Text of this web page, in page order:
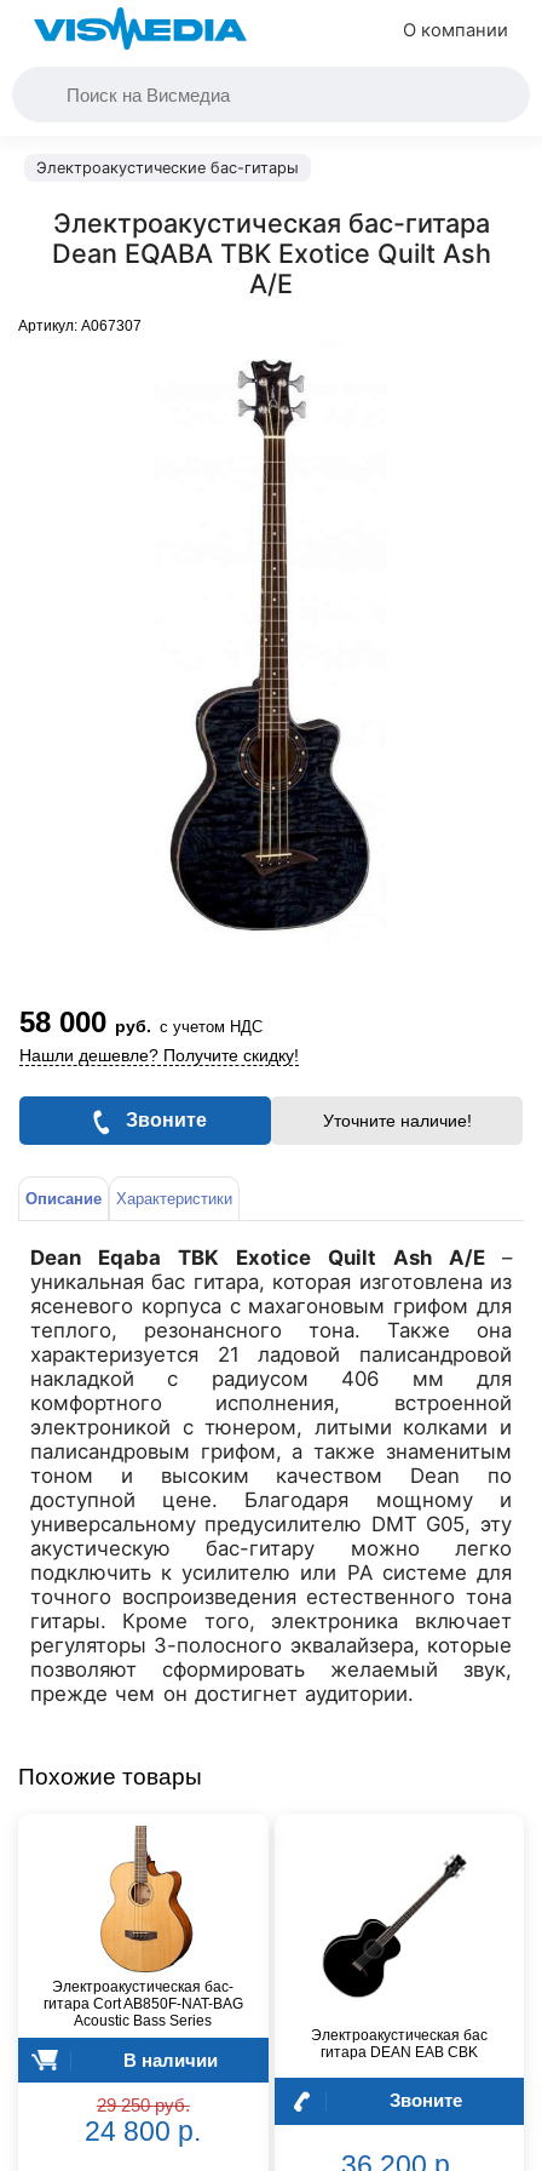
О компании
Электроакустические бас-гитары
Электроакустическая бас-гитара
Dean EQABA TBK Exotice Quilt Ash
A/E
Артикул: A067307
58 000 руб. с учетом НДС
Нашли дешевле? Получите скидку!
Звоните Уточните наличие!
Описание Характеристики
Dean Eqaba TBK Exotice Quilt Ash A/E –
уникальная бас гитара, которая изготовлена из
ясеневого корпуса с махагоновым грифом для
теплого, резонансного тона. Также она
характеризуется 21 ладовой палисандровой
накладкой с радиусом 406 мм для
комфортного исполнения, встроенной
электроникой с тюнером, литыми колками и
палисандровым грифом, а также знаменитым
тоном и высоким качеством Dean по
доступной цене. Благодаря мощному и
универсальному предусилителю DMT G05, эту
акустическую бас-гитару можно легко
подключить к усилителю или РА системе для
точного воспроизведения естественного тона
гитары. Кроме того, электроника включает
регуляторы 3-полосного эквалайзера, которые
позволяют сформировать желаемый звук,
прежде чем он достигнет аудитории.
Похожие товары
Электроакустическая бас-
гитара Cort AB850F-NAT-BAG
Acoustic Bass Series
В наличии
29 250 руб.
24 800 р.
Электроакустическая бас
гитара DEAN EAB CBK
Звоните
36 200 р.